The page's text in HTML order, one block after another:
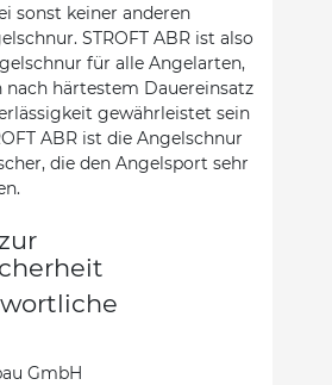
sonst keiner anderen
STROFT ABR ist also
für alle Angelarten,
nach härtestem Dauereinsatz
gewährleistet sein
ABR ist die Angelschnur
die den Angelsport sehr
GmbH